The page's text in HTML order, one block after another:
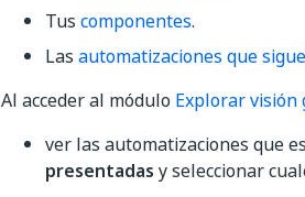
Tus componentes.
Las automatizaciones que
Al acceder al módulo Explorar visión
ver las automatizaciones que
presentadas y seleccionar